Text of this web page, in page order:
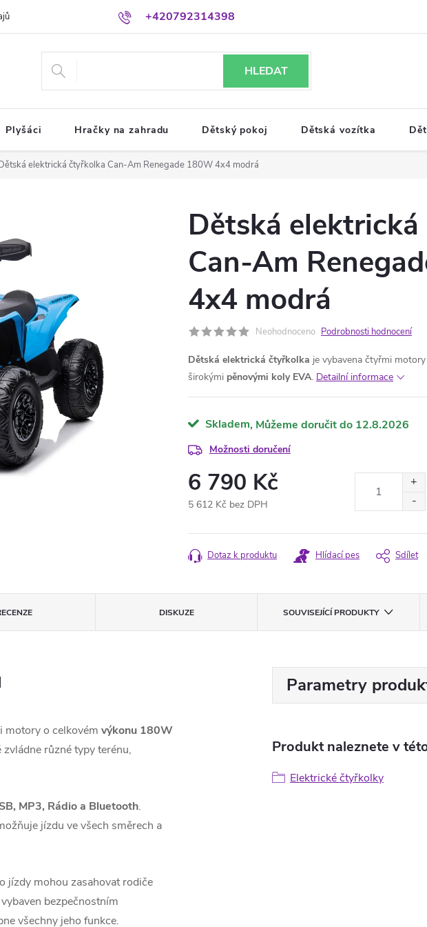
+420792314398
HLEDAT
Plyšáci Hračky na zahradu Dětský pokoj Dětská vozítka
elektrická čtyřkolka Can-Am Renegade 180W 4x4 modrá
Dětská
Can-Am
4x4 modrá
Neohodnoceno Podrobnosti hodnocení
Dětská elektrická čtyřkolka je vybavena čtyřmi
širokými pěnovými koly EVA. Detailní informace
Skladem 12.8.2026
Možnosti doručení
6 790 Kč
5 612 Kč bez DPH
cena:
Dotaz k produktu Hlídací pes Sdílet
DISKUZE SOUVISEJÍCÍ PRODUKTY
motory o celkovém výkonu 180W
zvládne různé typy terénu,
MP3, Rádio a Bluetooth.
jízdu ve všech směrech a
jízdy mohou zasahovat rodiče
bezpečnostním
všechny jeho funkce.
Parametry
Produkt naleznete v
Elektrické čtyřkolky